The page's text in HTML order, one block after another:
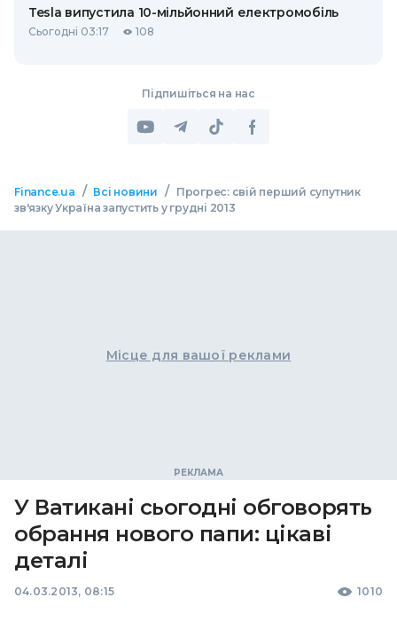
Tesla випустила 10-мільйонний електромобіль
Сьогодні 03:17 108
Підпишіться на нас
Finance.ua / Всі новини /
Прогрес: свій перший супутник
зв'язку Україна запустить у грудні 2013
Місце для вашої реклами
У Ватикані сьогодні обговорять
обрання нового папи: цікаві
деталі
04.03.2013, 08:15 1010